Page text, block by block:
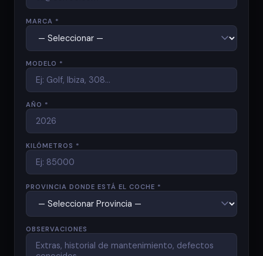
MARCA *
MODELO *
AÑO *
KILÓMETROS *
PROVINCIA DONDE ESTÁ EL COCHE *
OBSERVACIONES